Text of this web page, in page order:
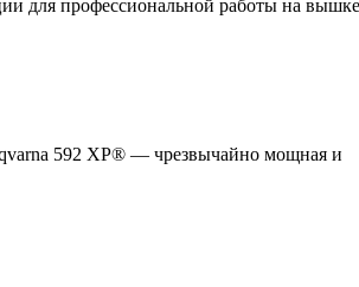
для профессиональной работы на
592 XP® — чрезвычайно мощная и